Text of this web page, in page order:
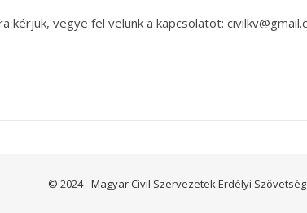
kérjük, vegye fel velünk a kapcsolatot:
© 2024 - Magyar Civil Szervezetek Erdélyi